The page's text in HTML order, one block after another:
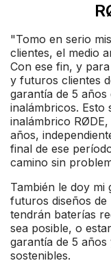
"Tomo en serio
clientes, el medio
Con ese fin, y
y futuros clientes
garantía de 5
inalámbricos. Esto
inalámbrico
años,
final de ese
camino sin
También le doy mi
futuros diseños
tendrán baterías
sea posible, o
garantía de 5
sostenibles.